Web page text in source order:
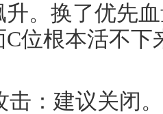
。换了优先
位根本活不
击：建议关闭